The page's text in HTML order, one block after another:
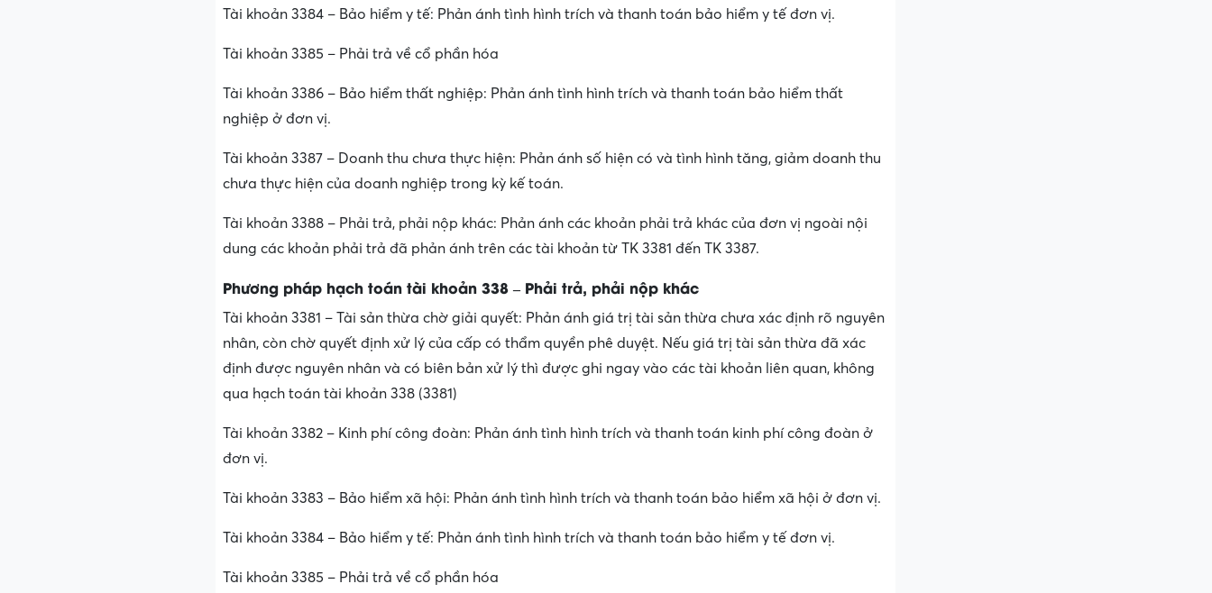
Tài khoản 3384 – Bảo hiểm y tế: Phản ánh tình hình trích và thanh toán bảo hiểm y tế đơn vị.
Tài khoản 3385 – Phải trả về cổ phần hóa
Tài khoản 3386 – Bảo hiểm thất nghiệp: Phản ánh tình hình trích và thanh toán bảo hiểm thất
nghiệp ở đơn vị.
Tài khoản 3387 – Doanh thu chưa thực hiện: Phản ánh số hiện có và tình hình tăng, giảm doanh thu
chưa thực hiện của doanh nghiệp trong kỳ kế toán.
Tài khoản 3388 – Phải trả, phải nộp khác: Phản ánh các khoản phải trả khác của đơn vị ngoài nội
dung các khoản phải trả đã phản ánh trên các tài khoản từ TK 3381 đến TK 3387.
Phương pháp hạch toán tài khoản 338 – Phải trả, phải nộp khác
Tài khoản 3381 – Tài sản thừa chờ giải quyết: Phản ánh giá trị tài sản thừa chưa xác định rõ nguyên
nhân, còn chờ quyết định xử lý của cấp có thẩm quyền phê duyệt. Nếu giá trị tài sản thừa đã xác
định được nguyên nhân và có biên bản xử lý thì được ghi ngay vào các tài khoản liên quan, không
qua hạch toán tài khoản 338 (3381)
Tài khoản 3382 – Kinh phí công đoàn: Phản ánh tình hình trích và thanh toán kinh phí công đoàn ở
đơn vị.
Tài khoản 3383 – Bảo hiểm xã hội: Phản ánh tình hình trích và thanh toán bảo hiểm xã hội ở đơn vị.
Tài khoản 3384 – Bảo hiểm y tế: Phản ánh tình hình trích và thanh toán bảo hiểm y tế đơn vị.
Tài khoản 3385 – Phải trả về cổ phần hóa